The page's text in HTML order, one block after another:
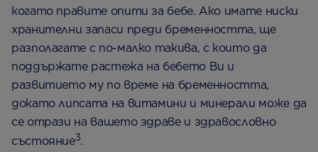
когато правите опити за бебе. Ако имате ниски
хранителни запаси преди бременността, ще
разполагате с по-малко такива, с които да
поддържате растежа на бебето Ви и
развитието му по време на бременността,
докато липсата на витамини и минерали може да
се отрази на вашето здраве и здравословно
състояние3.